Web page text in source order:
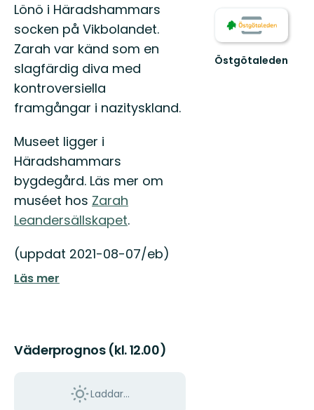
Lönö i Häradshammars
socken på Vikbolandet.
Zarah var känd som en
slagfärdig diva med
kontroversiella
framgångar i nazityskland.
Museet ligger i
Häradshammars
bygdegård. Läs mer om
muséet hos Zarah
Leandersällskapet.
(uppdat 2021-08-07/eb)
Läs mer
Väderprognos (kl. 12.00)
Laddar...
Östgötaleden